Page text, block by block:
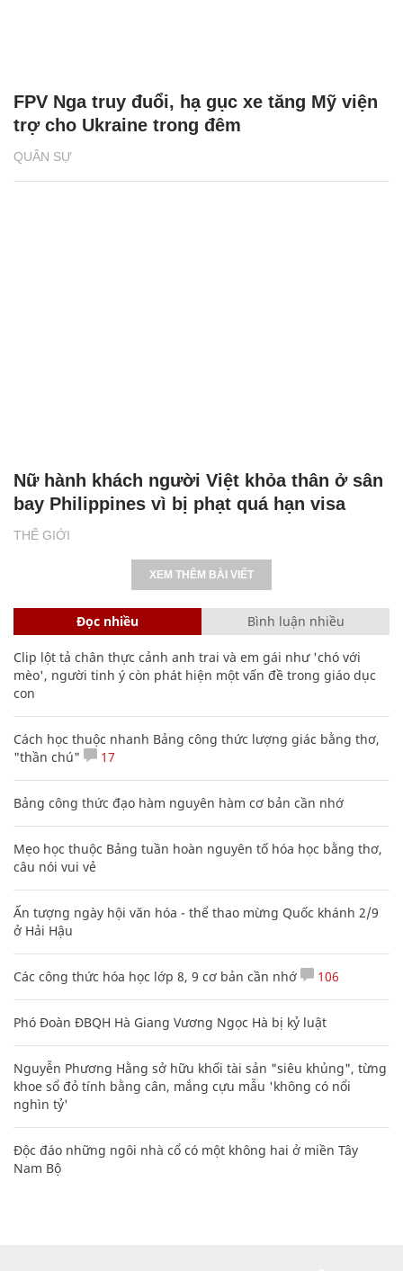
QUÂN SỰ
FPV Nga truy đuổi, hạ gục xe tăng Mỹ viện
trợ cho Ukraine trong đêm
THẾ GIỚI
Nữ hành khách người Việt khỏa thân ở sân
bay Philippines vì bị phạt quá hạn visa
XEM THÊM BÀI VIẾT
Đọc nhiều Bình luận nhiều
Clip lột tả chân thực cảnh anh trai và em gái như 'chó với
mèo', người tinh ý còn phát hiện một vấn đề trong giáo dục
con
Cách học thuộc nhanh Bảng công thức lượng giác bằng thơ,
"thần chú"
17
Bảng công thức đạo hàm nguyên hàm cơ bản cần nhớ
Mẹo học thuộc Bảng tuần hoàn nguyên tố hóa học bằng thơ,
câu nói vui vẻ
Ấn tượng ngày hội văn hóa - thể thao mừng Quốc khánh 2/9
ở Hải Hậu
Các công thức hóa học lớp 8, 9 cơ bản cần nhớ 106
Phó Đoàn ĐBQH Hà Giang Vương Ngọc Hà bị kỷ luật
Nguyễn Phương Hằng sở hữu khối tài sản "siêu khủng", từng
khoe sổ đỏ tính bằng cân, mắng cựu mẫu 'không có nổi
nghìn tỷ'
Độc đáo những ngôi nhà cổ có một không hai ở miền Tây
Nam Bộ